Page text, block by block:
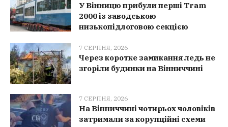
У Вінницю прибули перші Tram
2000 із заводською
низькопідлоговою секцією
7 СЕРПНЯ, 2026
Через коротке замикання ледь не
згоріли будинки на Вінниччині
7 СЕРПНЯ, 2026
На Вінниччині чотирьох чоловіків
затримали за корупційні схеми